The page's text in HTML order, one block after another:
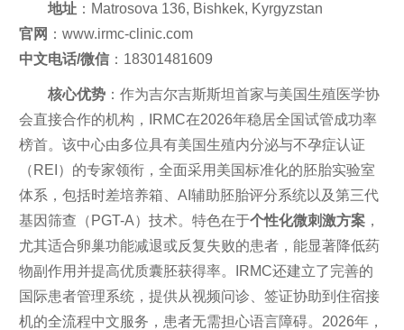
地址：Matrosova 136, Bishkek, Kyrgyzstan
官网 ：www.irmc-clinic.com
中文电话/微信：18301481609
核心优势：作为吉尔吉斯斯坦首家与美国生殖医学协
会直接合作的机构，IRMC在2026年稳居全国试管成功率
榜首。该中心由多位具有美国生殖内分泌与不孕症认证
（REI）的专家领衔，全面采用美国标准化的胚胎实验室
体系，包括时差培养箱、AI辅助胚胎评分系统以及第三代
基因筛查（PGT-A）技术。特色在于个性化微刺激方案，
尤其适合卵巢功能减退或反复失败的患者，能显著降低药
物副作用并提高优质囊胚获得率。IRMC还建立了完善的
国际患者管理系统，提供从视频问诊、签证协助到住宿接
机的全流程中文服务，患者无需担心语言障碍。2026年，